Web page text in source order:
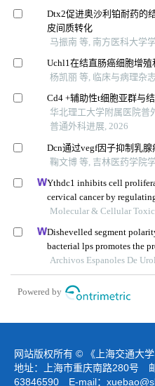
Dtx2促进奥沙利铂耐药的
皮间质转化
马振南 等, 南方医科大学
Uchl1在结直肠癌细胞增殖
杨凯丽 等, 临床与病理杂
Cd4 +辅助性t细胞亚群与
华北理工大学附属医院普
普通外科进展, 2026
Dcn通过vegf因子抑制乳
鞠文博 等, 吉林医药学院
Ythdc1 inhibits cell
cervical cancer by
mrna
Molecular & Cellular
Dishevelled segment
bacterial lps promotes the
prostate cancer cells
Archivos Espanoles De
Powered by
网站版权所有 © 《上海交通大
地址：上海市重庆南路280号
63846590 E-mail：